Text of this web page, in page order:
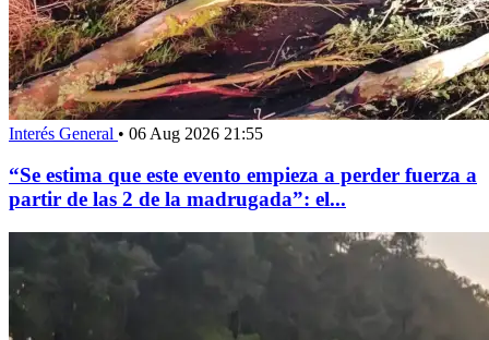
Interés General • 06 Aug 2026 21:55
“Se estima que este evento empieza a perder fuerza a
partir de las 2 de la madrugada”: el...